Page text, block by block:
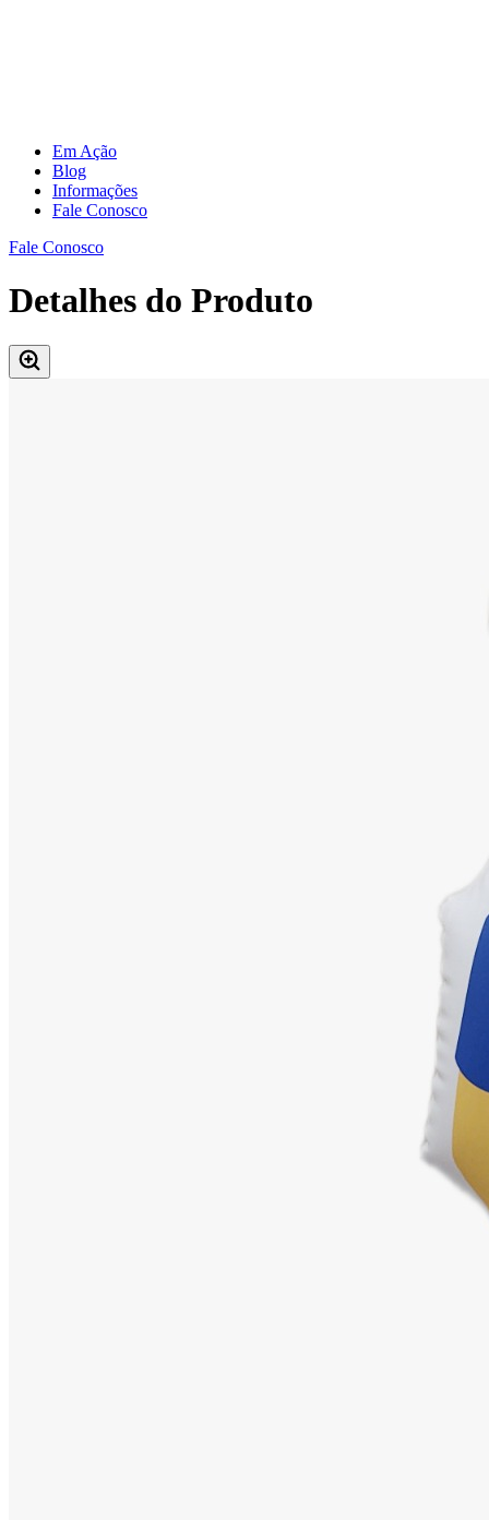
Em Ação
Blog
Informações
Fale Conosco
Fale Conosco
Detalhes do Produto